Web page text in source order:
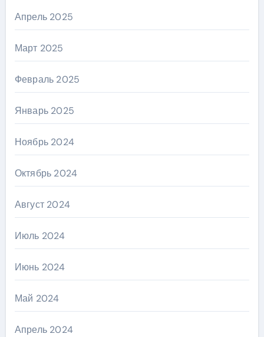
Апрель 2025
Март 2025
Февраль 2025
Январь 2025
Ноябрь 2024
Октябрь 2024
Август 2024
Июль 2024
Июнь 2024
Май 2024
Апрель 2024